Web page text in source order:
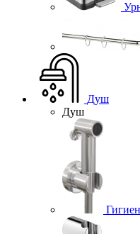
Душ
Душ